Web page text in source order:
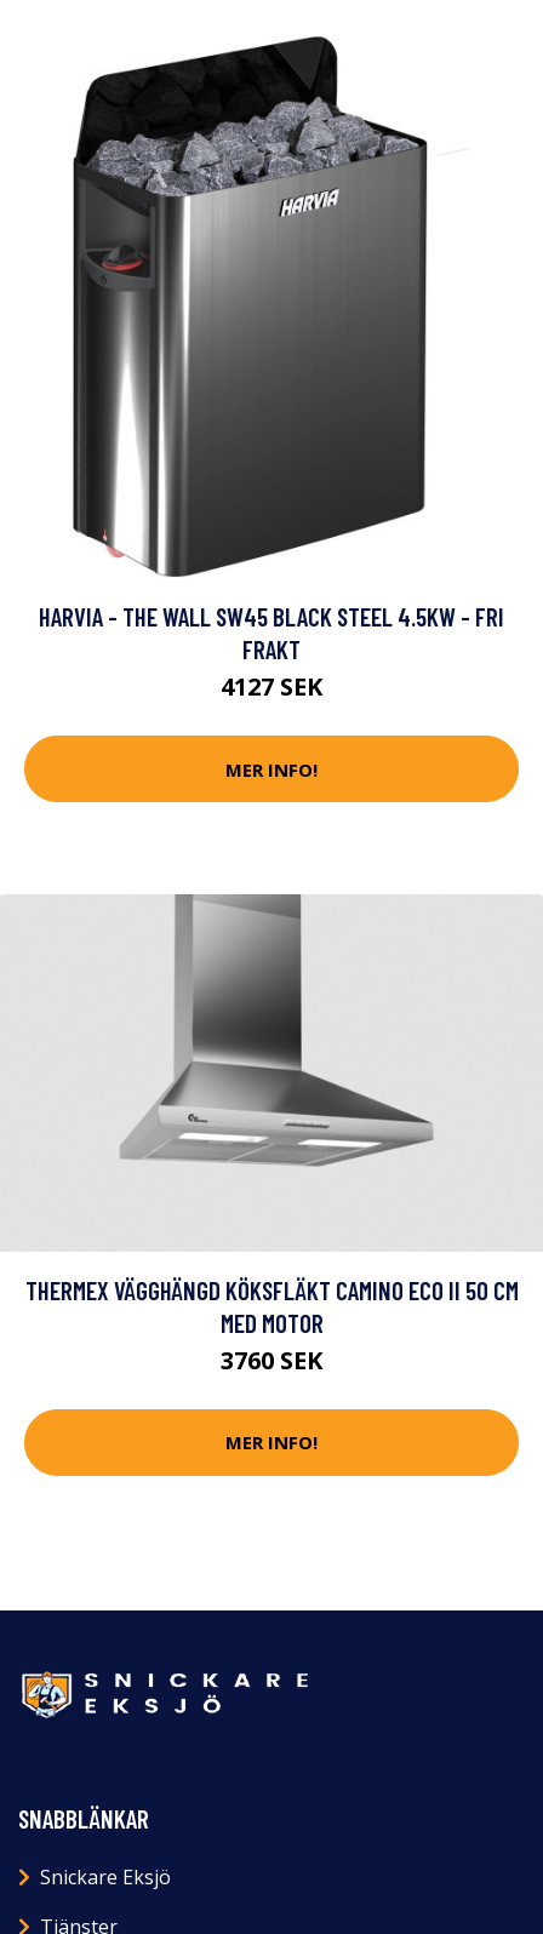
HARVIA - THE WALL SW45 BLACK STEEL 4.5KW - FRI
FRAKT
4127 SEK
MER INFO!
THERMEX VÄGGHÄNGD KÖKSFLÄKT CAMINO ECO II 50 CM
MED MOTOR
3760 SEK
MER INFO!
SNABBLÄNKAR
Snickare Eksjö
Tjänster